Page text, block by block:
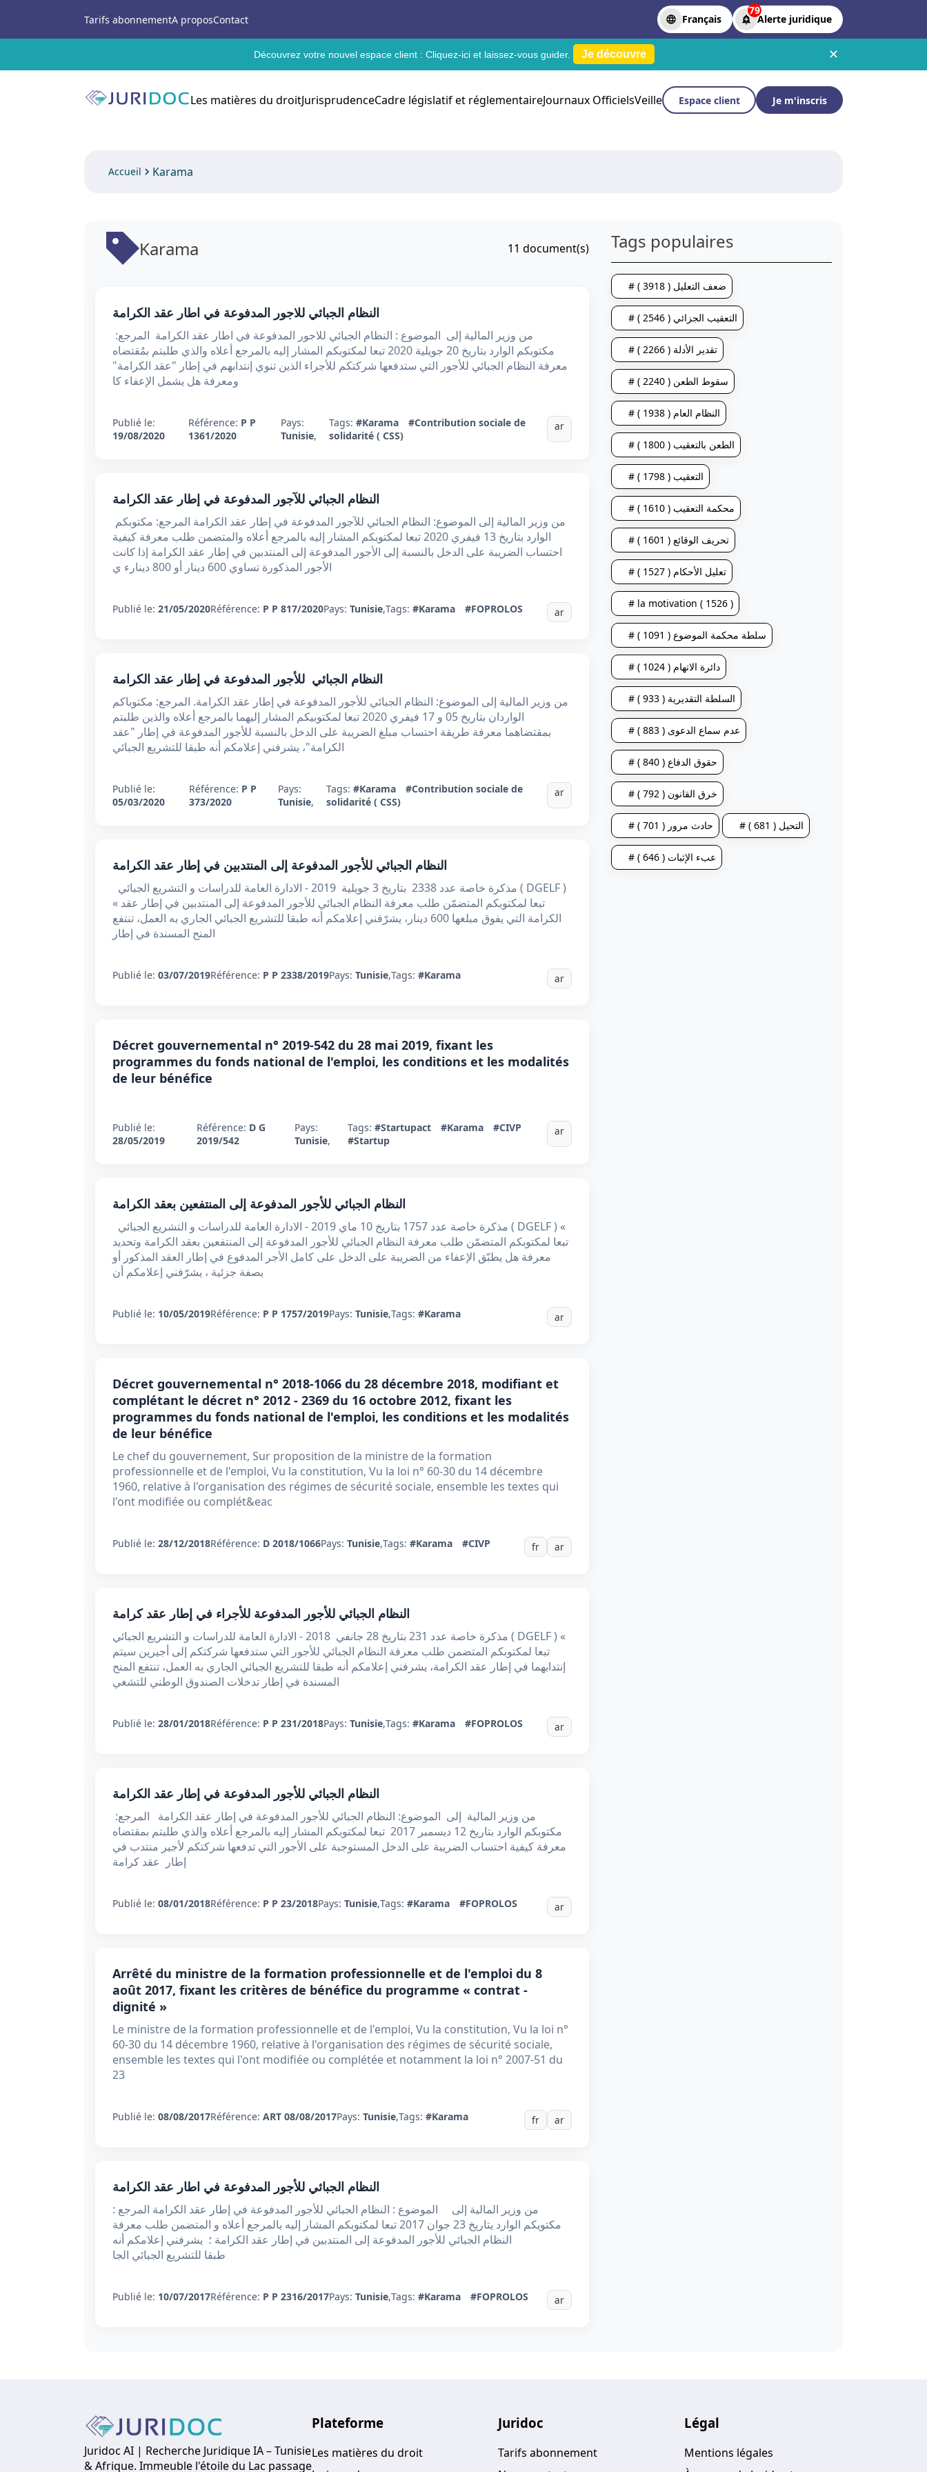
Tarifs abonnementA proposContact Français
79
Alerte juridique
Découvrez votre nouvel espace client : Cliquez-ici et laissez-vous guider. Je découvre ✕
Les matières du droitJurisprudenceCadre législatif et réglementaireJournaux OfficielsVeille Espace client Je m'inscris
Accueil Karama
Karama 11 document(s)
النظام الجبائي للاجور المدفوعة في اطار عقد الكرامة
مكتوبكم الوارد بتاريخ 20 جويلية 2020 تبعا لمكتوبكم المشار إليه بالمرجع أعلاه والذي طلبتم بمُقتضاه
معرفة النظام الجبائي للأجور التي ستدفعها شركتكم للأجراء الذين تنوي إنتدابهم في إطار "عقد الكرامة"
ومعرفة هل يشمل الإعفاء كا
Publié le:
19/08/2020
Référence: P P
1361/2020
Pays:
Tunisie,
Tags: #Karama
#Contribution sociale de
solidarité ( CSS)
ar
النظام الجبائي للآجور المدفوعة في إطار عقد الكرامة
الوارد بتاريخ 13 فيفري 2020 تبعا لمكتوبكم المشار إليه بالمرجع أعلاه والمتضمن طلب معرفة كيفية
احتساب الضريبة على الدخل بالنسبة إلى الأجور المدفوعة إلى المنتدبين في إطار عقد الكرامة إذا كانت
الأجور المذكورة تساوي 600 دينار أو 800 دينارء ي
Publié le: 21/05/2020Référence: P P 817/2020Pays: Tunisie,Tags: #Karama #FOPROLOS ar
النظام الجبائي للأجور المدفوعة في إطار عقد الكرامة
من وزير المالية إلى الموضوع: النظام الجبائي للأجور المدفوعة في إطار عقد الكرامة. المرجع: مكتوباكم
الواردان بتاريخ 05 و 17 فيفري 2020 تبعا لمكتوبيكم المشار إليهما بالمرجع أعلاه والذين طلبتم
بمقتضاهما معرفة طريقة احتساب مبلغ الضريبة على الدخل بالنسبة للأجور المدفوعة في إطار "عقد
الكرامة"، يشرفني إعلامكم أنه طبقا للتشريع الجبائي
Publié le:
05/03/2020
Référence: P P
373/2020
Pays:
Tunisie,
Tags:#Karama
#Contribution sociale de
solidarité ( CSS)
ar
النظام الجبائي للأجور المدفوعة إلى المنتدبين في إطار عقد الكرامة
« تبعا لمكتوبكم المتضمّن طلب معرفة النظام الجبائي للأجور المدفوعة إلى المنتدبين في إطار عقد
الكرامة التي يفوق مبلغها 600 دينار، يشرّفني إعلامكم أنه طبقا للتشريع الجبائي الجاري به العمل، تنتفع
المنح المسندة في إطار
Publié le: 03/07/2019Référence: P P 2338/2019Pays: Tunisie,Tags: #Karama ar
Décret gouvernemental n° 2019-542 du 28 mai 2019, fixant les
programmes du fonds national de l'emploi, les conditions et les modalités
de leur bénéfice
Publié le:
28/05/2019
Référence: D G
2019/542
Pays:
Tunisie,
Tags: #Startupact #Karama
#CIVP
#Startup
ar
النظام الجبائي للأجور المدفوعة إلى المنتفعين بعقد الكرامة
تبعا لمكتوبكم المتضمّن طلب معرفة النظام الجبائي للأجور المدفوعة إلى المنتفعين بعقد الكرامة وتحديد
معرفة هل يطبّق الإعفاء من الضريبة على الدخل على كامل الأجر المدفوع في إطار العقد المذكور أو
بصفة جزئية ، يشرّفني إعلامكم أن
Publié le: 10/05/2019Référence: P P 1757/2019Pays: Tunisie,Tags: #Karama ar
Décret gouvernemental n° 2018-1066 du 28 décembre 2018, modifiant et
complétant le décret n° 2012 - 2369 du 16 octobre 2012, fixant les
programmes du fonds national de l'emploi, les conditions et les modalités
de leur bénéfice
Le chef du gouvernement, Sur proposition de la ministre de la formation
professionnelle et de l'emploi, Vu la constitution, Vu la loi n° 60-30 du 14 décembre
1960, relative à l'organisation des régimes de sécurité sociale, ensemble les textes qui
l'ont modifiée ou complét&eac
Publié le: 28/12/2018Référence: D 2018/1066Pays: Tunisie,Tags: #Karama #CIVP fr ar
النظام الجبائي للأجور المدفوعة للأجراء في إطار عقد كرامة
مذكرة خاصة عدد 231 بتاريخ 28 جانفي 2018 - الادارة العامة للدراسات و التشريع الجبائي ( DGELF ) «
تبعا لمكتوبكم المتضمن طلب معرفة النظام الجبائي للأجور التي ستدفعها شركتكم إلى أجيرين سيتم
إنتدابهما في إطار عقد الكرامة، يشرفني إعلامكم أنه طبقا للتشريع الجبائي الجاري به العمل، تنتفع المنح
المسندة في إطار تدخلات الصندوق الوطني للتشغي
Publié le: 28/01/2018Référence: P P 231/2018Pays: Tunisie,Tags: #Karama #FOPROLOS ar
النظام الجبائي للأجور المدفوعة في إطار عقد الكرامة
مكتوبكم الوارد بتاريخ 12 ديسمبر 2017 تبعا لمكتوبكم المشار إليه بالمرجع أعلاه والذي طلبتم بمقتضاه
معرفة كيفية احتساب الضريبة على الدخل المستوجبة على الأجور التي تدفعها شركتكم لأجير منتدب في
إطار عقد كرامة
Publié le: 08/01/2018Référence: P P 23/2018Pays: Tunisie,Tags: #Karama #FOPROLOS ar
Arrêté du ministre de la formation professionnelle et de l'emploi du 8
août 2017, fixant les critères de bénéfice du programme « contrat -
dignité »
Le ministre de la formation professionnelle et de l'emploi, Vu la constitution, Vu la loi n°
60-30 du 14 décembre 1960, relative à l'organisation des régimes de sécurité sociale,
ensemble les textes qui l'ont modifiée ou complétée et notamment la loi n° 2007-51 du
23
Publié le: 08/08/2017Référence: ART 08/08/2017Pays: Tunisie,Tags: #Karama fr ar
النظام الجبائي للأجور المدفوعة في اطار عقد الكرامة
من وزير المالية إلى الموضوع : النظام الجبائي للأجور المدفوعة في إطار عقد الكرامة المرجع :
مكتويكم الوارد يتاريخ 23 جوان 2017 تبعا لمكتوبكم المشار إليه بالمرجع أعلاه و المتضمن طلب معرفة
النظام الجبائي للأجور المدفوعة إلى المنتدبين في إطار عقد الكرامة ؛ يشرفني إعلامكم أنه
طبقا للتشريع الجبائي الجا
Publié le: 10/07/2017Référence: P P 2316/2017Pays: Tunisie,Tags: #Karama #FOPROLOS ar
Tags populaires
# ضعف التعليل ( 3918 )
# التعقيب الجزائي ( 2546 )
# تقدير الأدلة ( 2266 )
# سقوط الطعن ( 2240 )
# النظام العام ( 1938 )
# الطعن بالتعقيب ( 1800 )
# التعقيب ( 1798 )
# محكمة التعقيب ( 1610 )
# تحريف الوقائع ( 1601 )
# تعليل الأحكام ( 1527 )
# la motivation ( 1526 )
# سلطة محكمة الموضوع ( 1091 )
# دائرة الاتهام ( 1024 )
# السلطة التقديرية ( 933 )
# عدم سماع الدعوى ( 883 )
# حقوق الدفاع ( 840 )
# خرق القانون ( 792 )
# حادث مرور ( 701 ) # التحيل ( 681 )
# عبء الإثبات ( 646 )
Juridoc AI | Recherche Juridique IA – Tunisie
& Afrique. Immeuble l'étoile du Lac passage
Plateforme
Les matières du droit
Juridoc
Tarifs abonnement
Légal
Mentions légales